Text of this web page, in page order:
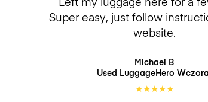
Super easy, just follow
website.
Michael B
Used LuggageHero
★★★★★